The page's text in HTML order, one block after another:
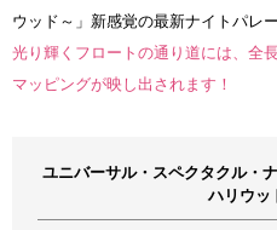
ウッド～」新感覚の最新ナイトパレ
光り輝くフロートの通り道には、全
マッピングが映し出されます！
ユニバーサル・スペクタクル・
ハリウッ